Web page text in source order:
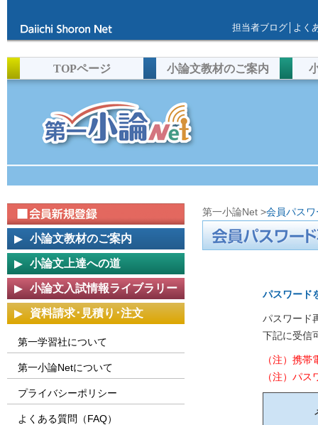
担当者ブログ よく
TOPページ 小論文教材のご案内
小論文教材のご案内
小論文上達への道
小論文入試情報ライブラリー
資料請求･見積り･注文
第一学習社について
第一小論Netについて
プライバシーポリシー
よくある質問（FAQ）
第一小論Net >会員パス
パスワード
パスワード
下記に受信
（注）携
（注）パ